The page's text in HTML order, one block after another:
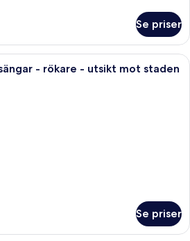
Se priser
Värdeförvaringsskåp på rummet,
- rökare - utsikt mot staden
Se priser